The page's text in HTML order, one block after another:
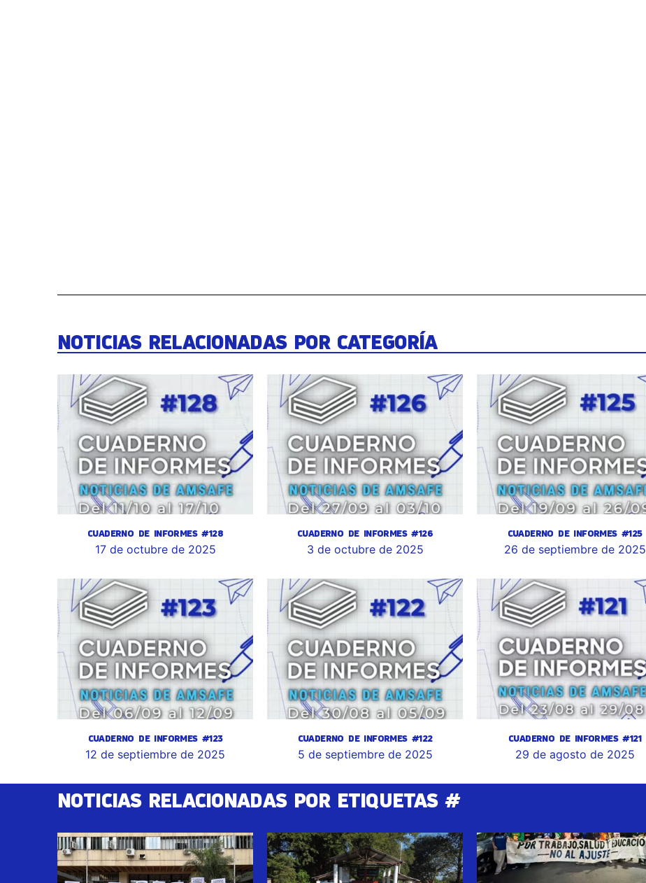
NOTICIAS RELACIONADAS POR CATEGORÍA
CUADERNO DE INFORMES #128
17 de octubre de 2025
CUADERNO DE INFORMES #126
3 de octubre de 2025
CUADERNO DE INFORMES #125
26 de septiembre de 2025
CUADERNO DE INFORMES #123
12 de septiembre de 2025
CUADERNO DE INFORMES #122
5 de septiembre de 2025
CUADERNO DE INFORMES #121
29 de agosto de 2025
NOTICIAS RELACIONADAS POR ETIQUETAS #